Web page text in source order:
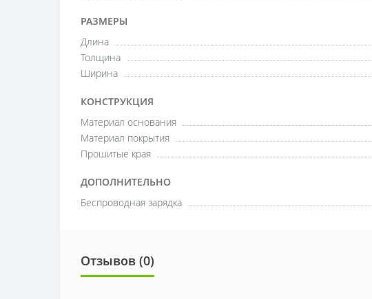
РАЗМЕРЫ
Длина
Толщина
Ширина
КОНСТРУКЦИЯ
Материал основания
Материал покрытия
Прошитые края
ДОПОЛНИТЕЛЬНО
Беспроводная зарядка
Отзывов (0)